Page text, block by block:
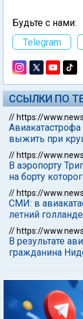
Будьте с нами:
Telegram
ССЫЛКИ ПО
// https://
выжить при
// https://
В аэропорту
на борту
// https://
СМИ: в
летний
// https://
В результате
гражданина